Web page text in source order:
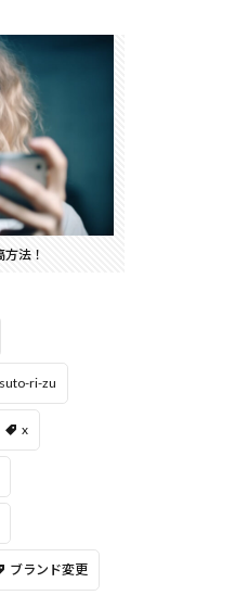
法！
suto-ri-zu
x
ブランド変更